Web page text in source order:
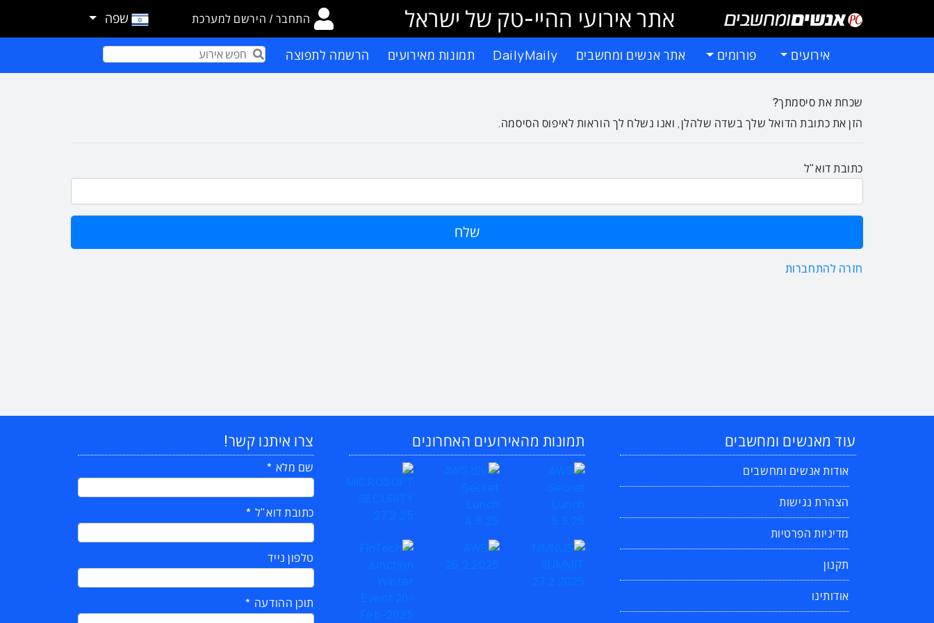
אתר אירועי ההיי-טק של ישראל התחבר / הירשם למערכת שפה
אירועים פורומים אתר אנשים ומחשבים DailyMaily תמונות מאירועים הרשמה לתפוצה Term
שכחת את סיסמתך?
הזן את כתובת הדואל שלך בשדה שלהלן, ואנו נשלח לך הוראות לאיפוס הסיסמה.
כתובת דוא"ל
חזרה להתחברות
עוד מאנשים ומחשבים
אודות אנשים ומחשבים
הצהרת נגישות
מדיניות הפרטיות
תקנון
אודותינו
תמונות מהאירועים האחרונים צרו איתנו קשר!
שם מלא
כתובת דוא"ל
טלפון נייד
תוכן ההודעה